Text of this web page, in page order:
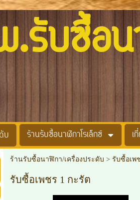
ซื้อนา
บ ร้านรับซื้อนาฬิกาโรเล็กซ์ เ
ร้านรับซื้อนาฬิกา/เครื่องประดับ > รับซื้อเพ
รับซื้อเพชร 1 กะรัต